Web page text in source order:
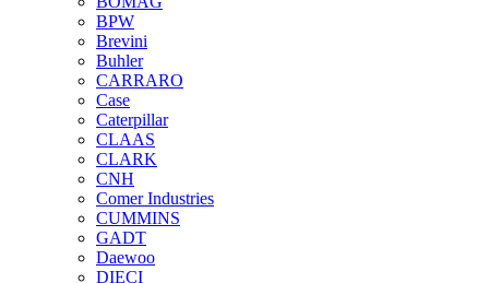
BPW
Brevini
Buhler
CARRARO
Case
Caterpillar
CLAAS
CLARK
CNH
Comer Industries
CUMMINS
GADT
Daewoo
DIECI